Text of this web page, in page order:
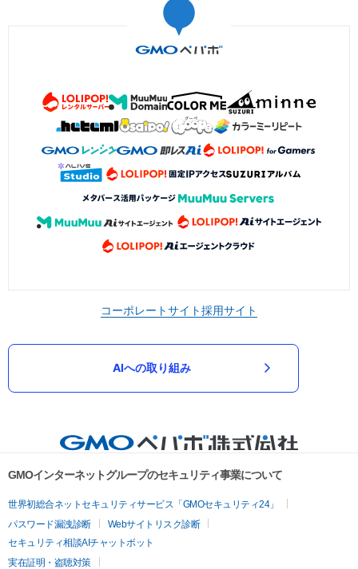
コーポレートサイト採用サイト
AIへの取り組み
GMOインターネットグループのセキュリティ事業について
世界初総合ネットセキュリティサービス「GMOセキュリティ24」
パスワード漏洩診断
Webサイトリスク診断
セキュリティ相談AIチャットボット
実在証明・盗聴対策